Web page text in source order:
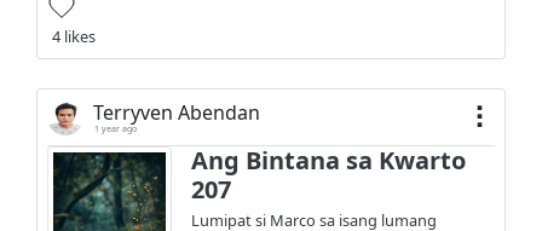
4 likes
Terryven Abendan
1 year ago
Ang Bintana sa Kwarto
207
Lumipat si Marco sa isang lumang